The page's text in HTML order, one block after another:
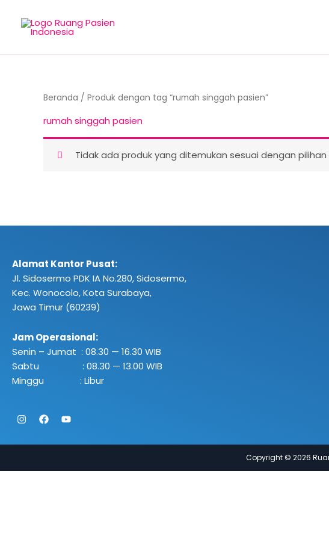
Beranda / Produk dengan tag “rumah singgah pasien”
rumah singgah pasien
Tidak ada produk yang ditemukan sesuai dengan pilihan
Alamat Kantor Pusat:
Jl. Sidosermo PDK IA No.280,Sidosermo,
Kec. Wonocolo, Kota Surabaya,
Jawa Timur (60239)
Jam Operasional:
Senin – Jumat : 08.30 — 16.30 WIB
Sabtu : 08.30 — 13.00 WIB
Minggu : Libur
Instagram
Facebook
Youtube
Copyright © 2026